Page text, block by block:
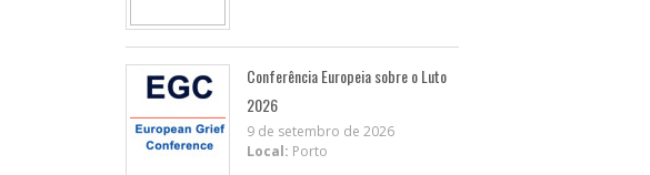
Conferência Europeia sobre o Luto
2026
9 de setembro de 2026
Local: Porto